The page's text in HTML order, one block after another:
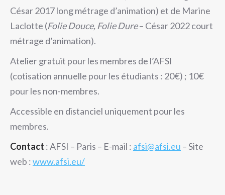
César 2017 long métrage d’animation) et de Marine
Laclotte (Folie Douce, Folie Dure– César 2022 court
métrage d’animation).
Atelier gratuit pour les membres de l’AFSI
(cotisation annuelle pour les étudiants : 20€) ; 10€
pour les non-membres.
Accessible en distanciel uniquement pour les
membres.
Contact : AFSI – Paris – E-mail : afsi@afsi.eu – Site
web :www.afsi.eu/